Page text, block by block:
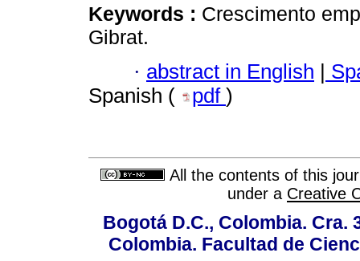
Keywords : Crescimento
Gibrat.
· abstract in English |
Spanish (
pdf )
All the contents of this
under a Creative
Bogotá D.C., Colombia. Cra.
Colombia. Facultad de